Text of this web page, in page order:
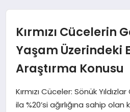
MAGAZIN
SAĞLIK
Kırmızı Cücelerin
Yaşam Üzerindeki
Araştırma Konusu
Kırmızı Cüceler: Sönük
ila %20’si ağırlığına sahip olan